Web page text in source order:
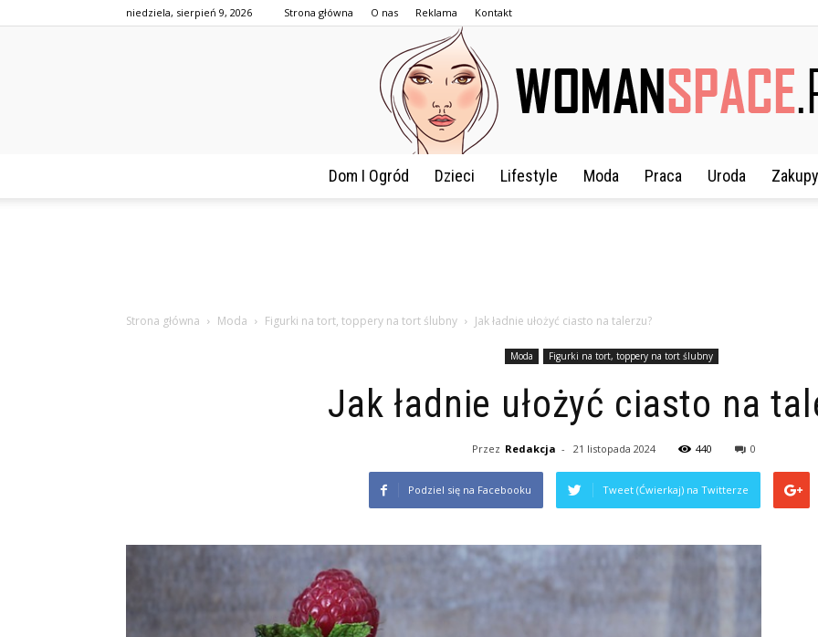
niedziela, sierpień 9, 2026 Strona główna O nas Reklama Kontakt
Dom I Ogród Dzieci Lifestyle Moda Praca Uroda Zakupy
Strona główna Moda Figurki na tort, toppery na tort ślubny Jak ładnie ułożyć ciasto na talerzu?
Moda Figurki na tort, toppery na tort ślubny
Jak ładnie ułożyć ciasto na
Przez Redakcja - 21 listopada 2024 440 0
Podziel się na Facebooku Tweet (Ćwierkaj) na Twitterze